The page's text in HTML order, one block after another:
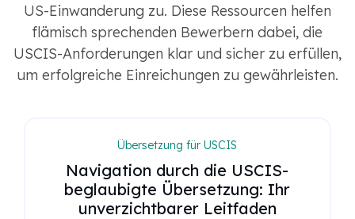
US-Einwanderung zu. Diese Ressourcen helfen
flämisch sprechenden Bewerbern dabei, die
USCIS-Anforderungen klar und sicher zu erfüllen,
um erfolgreiche Einreichungen zu gewährleisten.
Übersetzung für USCIS
Navigation durch die USCIS-
beglaubigte Übersetzung: Ihr
unverzichtbarer Leitfaden